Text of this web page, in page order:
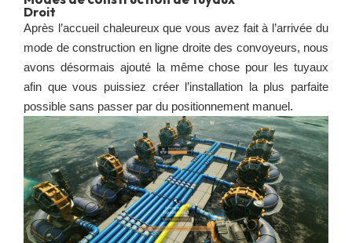
Droit
Après l’accueil chaleureux que vous avez fait à l’arrivée du
mode de construction en ligne droite des convoyeurs, nous
avons désormais ajouté la même chose pour les tuyaux
afin que vous puissiez créer l’installation la plus parfaite
possible sans passer par du positionnement manuel.